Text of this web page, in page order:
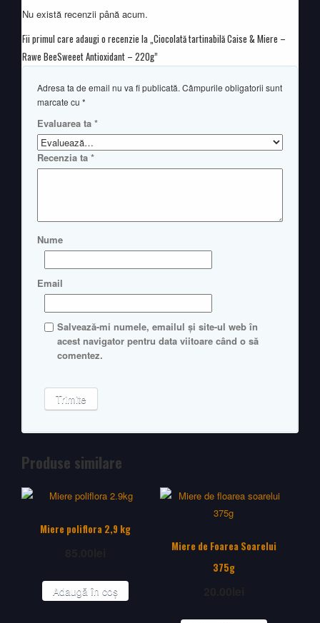
Nu există recenzii până acum.
Fii primul care adaugi o recenzie la „Ciocolată tartinabilă Caise & Miere –
Rawe BeeSweeet Antioxidant – 220g”
Adresa ta de email nu va fi publicată. Câmpurile obligatorii sunt
marcate cu *
Evaluarea ta *
Recenzia ta *
Nume
Email
Salvează-mi numele, emailul și site-ul web în
acest navigator pentru data viitoare când o să
comentez.
Produse similare
Miere poliflora 2,9 kg
Adaugă în coș
Miere de Foarea Soarelui
375g